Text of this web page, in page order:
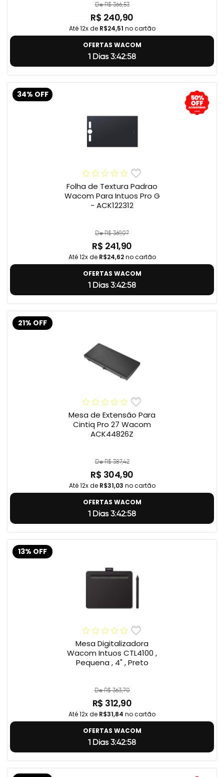
De R$ 366,53
R$ 240,90
Até 12x de R$24,51 no cartão
OFERTAS WACOM
1 Dias 3:42:57
34% OFF
Folha de Textura Padrao
Wacom Para Intuos Pro G
- ACK122312
De R$ 369,07
R$ 241,90
Até 12x de R$24,62no cartão
OFERTAS WACOM
1 Dias 3:42:57
21% OFF
Mesa de Extensão Para
Cintiq Pro 27 Wacom
ACK44826Z
De R$ 387,42
R$ 304,90
Até 12x de R$31,03 no cartão
OFERTAS WACOM
1 Dias 3:42:57
13% OFF
Mesa Digitalizadora
Wacom Intuos CTL4100 ,
Pequena , 4" , Preto
De R$ 363,70
R$ 312,90
Até 12x de R$31,84 no cartão
OFERTAS WACOM
1 Dias 3:42:57